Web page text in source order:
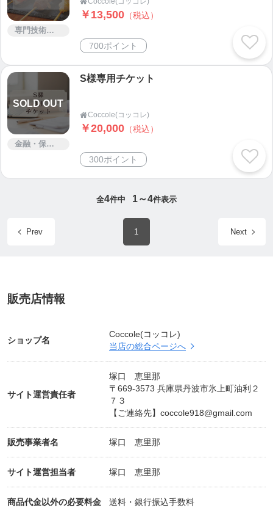
専門技術サービス
￥13,500 （税込）
700ポイント
SOLD OUT
金融・保険・情報サービス
S様専用チケット
Coccole(コッコレ)
￥20,000 （税込）
300ポイント
全4件中 1～4件表示
Prev 1 Next
販売店情報
ショップ名
Coccole(コッコレ)
当店の総合ページへ
サイト運営責任者
塚口 恵里那
〒669-3573 兵庫県丹波市氷上町油利２
７３
【ご連絡先】 coccole918@gmail.com
販売事業者名 塚口 恵里那
サイト運営担当者 塚口 恵里那
商品代金以外の必要料金 送料・銀行振込手数料